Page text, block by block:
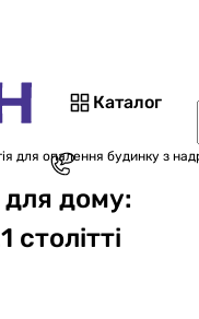
Каталог
для опалення будинку з
для дому:
столітті